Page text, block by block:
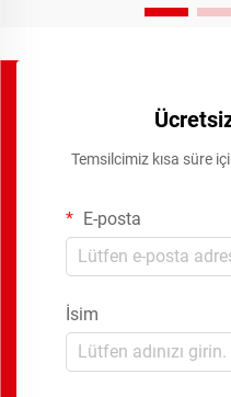
Temsilcimiz kısa süre
E-posta
İsim